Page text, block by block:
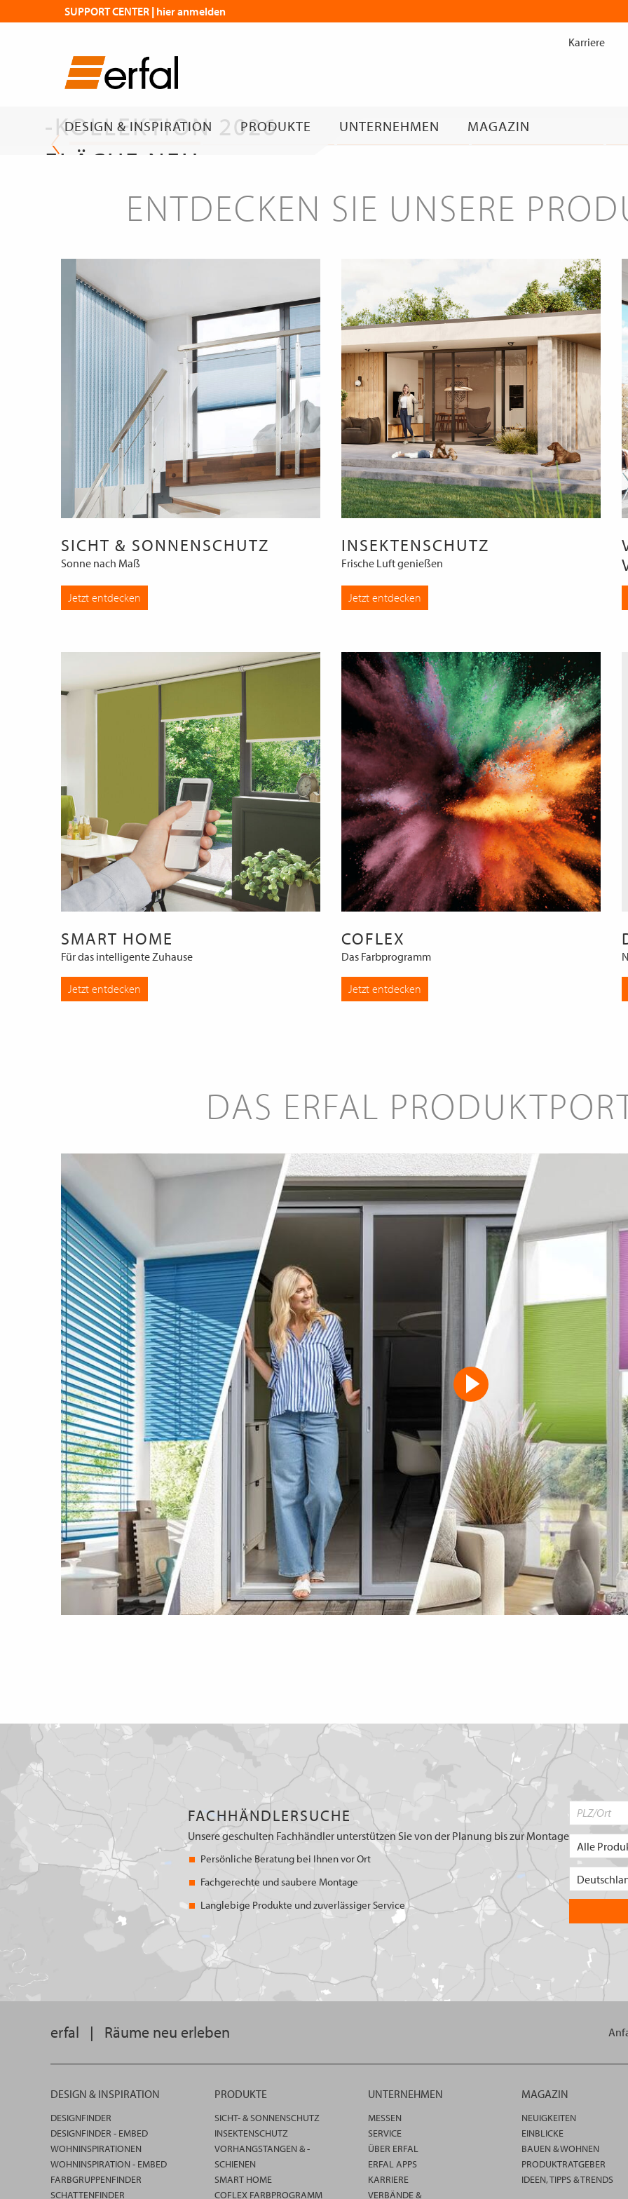
Inhalt
DESIGN & INSPIRATION PRODUKTE UNTERNEHMEN MAGAZIN
Karriere
SUPPORT CENTER | hier anmelden
DIE NEUE
FLÄCHENVORHANG
-KOLLEKTION 2026
FLÄCHE NEU
GEDACHT
erfal Magazin | Flächen mit Wirkung
ENTDECKEN SIE UNSERE
SICHT & SONNENSCHUTZ
Sonne nach Maß
Jetzt entdecken
INSEKTENSCHUTZ
Frische Luft genießen
Jetzt entdecken
SMART HOME
Für das intelligente Zuhause
Jetzt entdecken
COFLEX
Das Farbprogramm
Jetzt entdecken
DAS ERFAL
FACHHÄNDLERSUCHE
Unsere geschulten Fachhändler unterstützen Sie von der Planung bis zur Montage
Persönliche Beratung bei Ihnen vor Ort
Fachgerechte und saubere Montage
Langlebige Produkte und zuverlässiger Service
erfal | Räume neu erleben
DESIGN & INSPIRATION
DESIGNFINDER
DESIGNFINDER - EMBED
WOHNINSPIRATIONEN
WOHNINSPIRATION - EMBED
FARBGRUPPENFINDER
SCHATTENFINDER
PRODUKTE
SICHT- & SONNENSCHUTZ
INSEKTENSCHUTZ
VORHANGSTANGEN & -
SCHIENEN
SMART HOME
COFLEX FARBPROGRAMM
UNTERNEHMEN
MESSEN
SERVICE
ÜBER ERFAL
ERFAL APPS
KARRIERE
VERBÄNDE &
MAGAZIN
NEUIGKEITEN
EINBLICKE
BAUEN & WOHNEN
PRODUKTRATGEBER
IDEEN, TIPPS & TRENDS